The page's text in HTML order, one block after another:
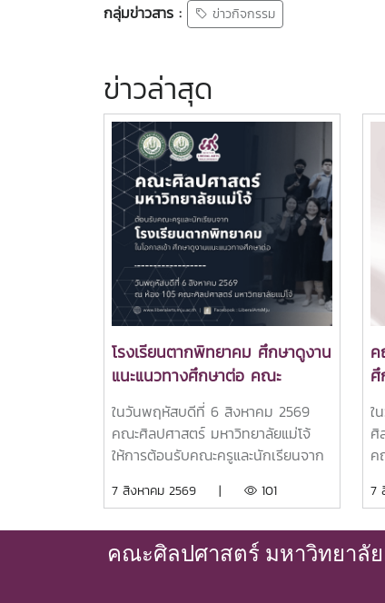
กลุ่มข่าวสาร : ข่าวกิจกรรม
ข่าวล่าสุด
โรงเรียนตากพิทยาคม ศึกษาดูงาน
แนะแนวทางศึกษาต่อ คณะ
ศิลปศาสตร์ มหาวิทยาลัยแม่โจ้
เปิดประสบการณ์เรียนรู้หลักสูตร
ระดับอุดมศึกษา
ในวันพฤหัสบดีที่ 6 สิงหาคม 2569
คณะศิลปศาสตร์ มหาวิทยาลัยแม่โจ้
ให้การต้อนรับคณะครูและนักเรียนจาก
ศึกษาดูงานแนะแนวทางศึกษาต่อและ
คณะศิลปศาสตร์ เพื่อเปิดโลกทัศน์และ
สร้างแรงบันดาลใจในการศึกษาต่อ
7 สิงหาคม 2569 | 101
ค
ศึ
นั
ใ
ศิ
ค
ค
ก
7
คณะศิลปศาสตร์ มหาวิทยาลัย